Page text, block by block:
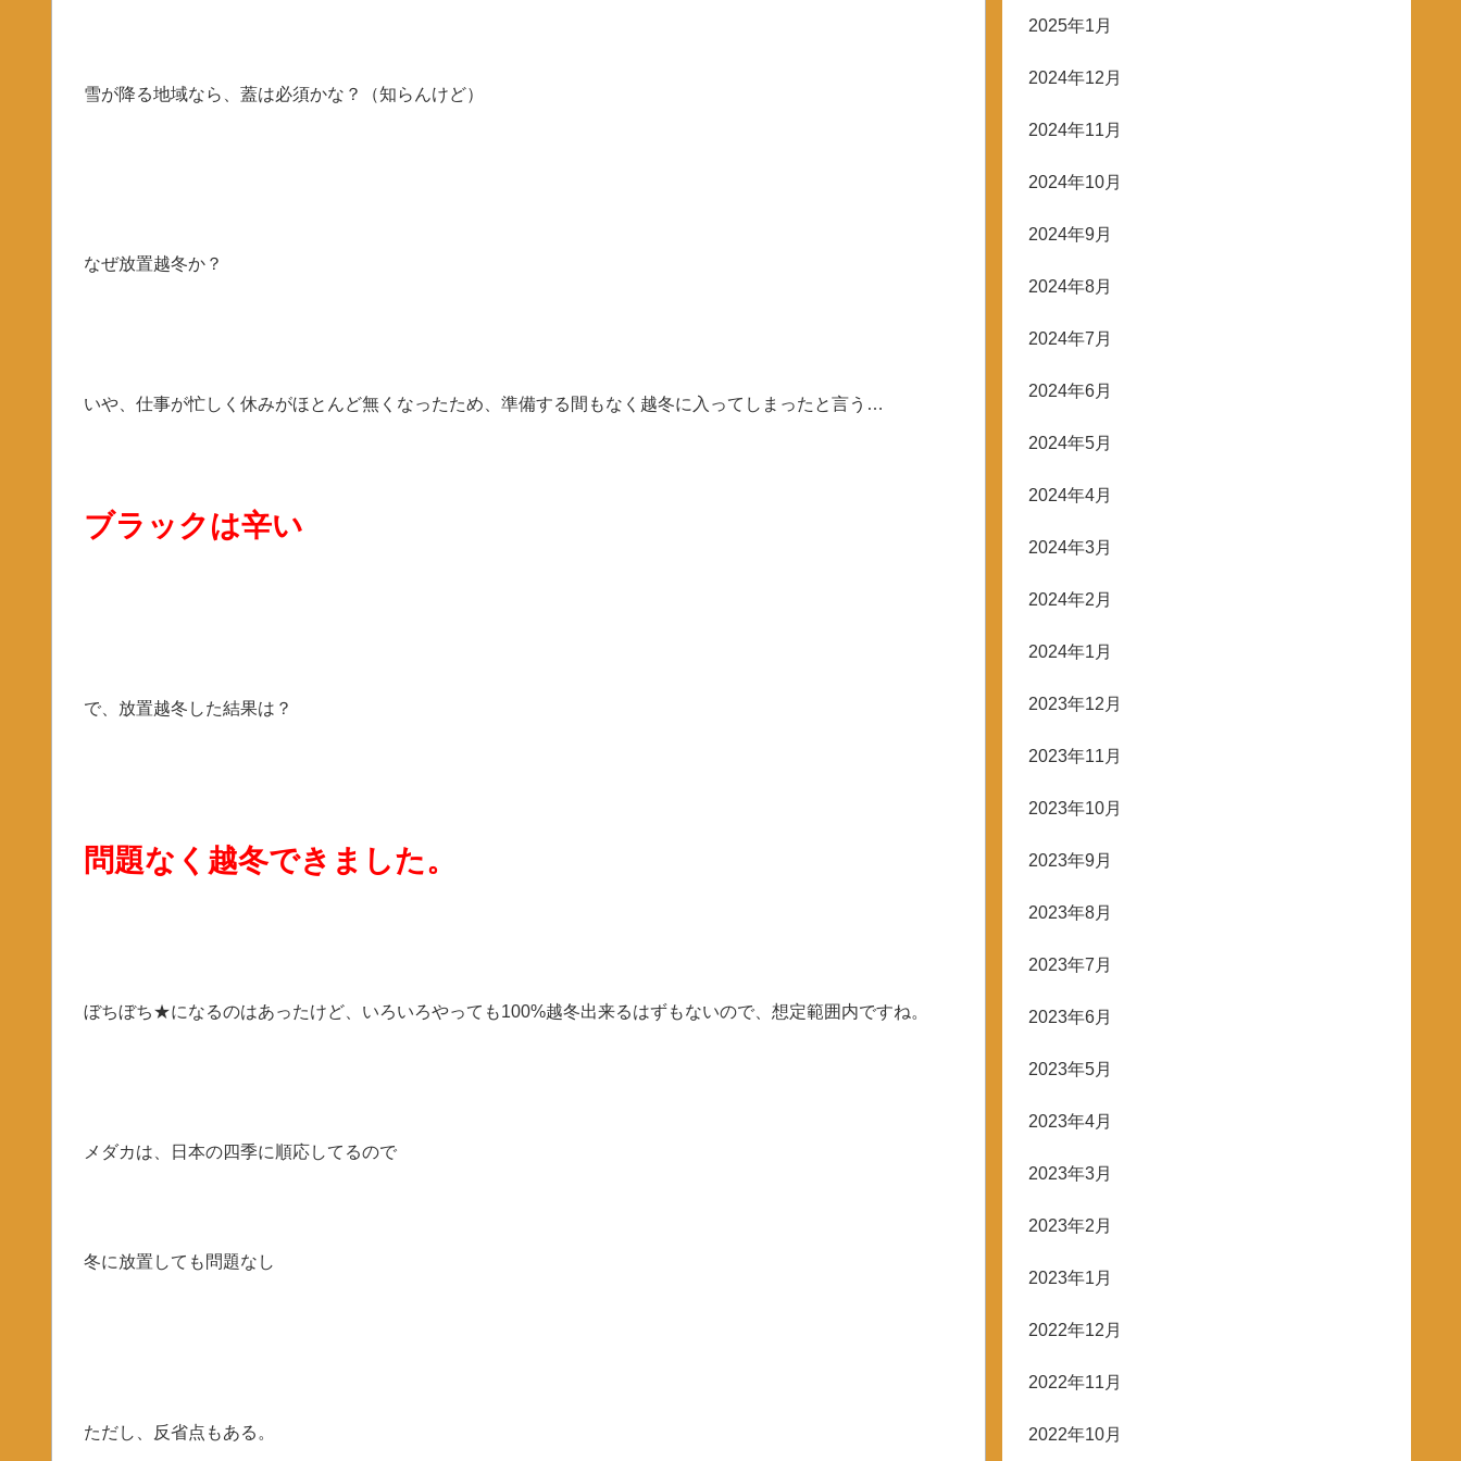
雪が降る地域なら、蓋は必須かな？（知らんけど）
なぜ放置越冬か？
いや、仕事が忙しく休みがほとんど無くなったため、準備する間もなく越冬に入ってしまったと言う…
ブラックは辛い
で、放置越冬した結果は？
問題なく越冬できました。
ぼちぼち★になるのはあったけど、いろいろやっても100%越冬出来るはずもないので、想定範囲内ですね。
メダカは、日本の四季に順応してるので
冬に放置しても問題なし
ただし、反省点もある。
2025年1月
2024年12月
2024年11月
2024年10月
2024年9月
2024年8月
2024年7月
2024年6月
2024年5月
2024年4月
2024年3月
2024年2月
2024年1月
2023年12月
2023年11月
2023年10月
2023年9月
2023年8月
2023年7月
2023年6月
2023年5月
2023年4月
2023年3月
2023年2月
2023年1月
2022年12月
2022年11月
2022年10月